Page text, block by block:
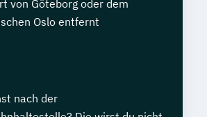
von Göteborg oder dem
Oslo entfernt
nach der